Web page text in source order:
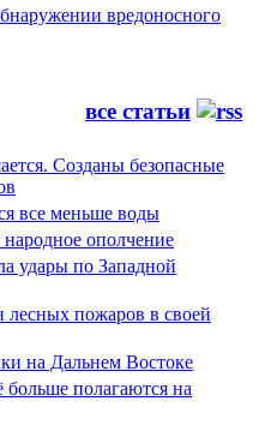
вредоносного
все статьи
Созданы безопасные
все меньше воды
ополчение
удары по Западной
пожаров в своей
на Дальнем Востоке
полагаются на